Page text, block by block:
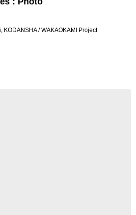
/ WAKAOKAMI Project